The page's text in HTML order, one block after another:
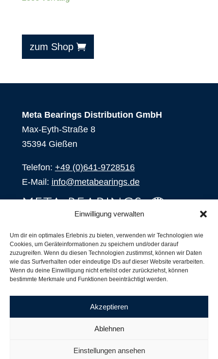
Einwilligung verwalten
Um dir ein optimales Erlebnis zu bieten, verwenden wir Technologien wie
Cookies, um Geräteinformationen zu speichern und/oder darauf
zuzugreifen. Wenn du diesen Technologien zustimmst, können wir Daten
wie das Surfverhalten oder eindeutige IDs auf dieser Website verarbeiten.
Wenn du deine Einwilligung nicht erteilst oder zurückziehst, können
bestimmte Merkmale und Funktionen beeinträchtigt werden.
Akzeptieren
Ablehnen
Einstellungen ansehen
zum Shop
Meta Bearings Distribution GmbH
Max-Eyth-Straße 8
35394 Gießen
Telefon: +49 (0)641-9728516
E-Mail: info@metabearings.de
SHOP
Produkte
Unsere Partner
Versand, Lieferung und Produktbestand
Nachsetzzeichen für Wälzlager